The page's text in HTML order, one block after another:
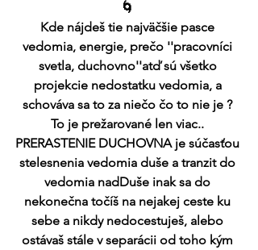
🌀
Kde nájdeš tie najväčšie pasce
vedomia, energie, prečo ''pracovníci
svetla, duchovno''atď sú všetko
projekcie nedostatku vedomia, a
schováva sa to za niečo čo to nie je ?
To je prežarované len viac..
PRERASTENIE DUCHOVNA je súčasťou
stelesnenia vedomia duše a tranzit do
vedomia nadDuše inak sa do
nekonečna točíš na nejakej ceste ku
sebe a nikdy nedocestuješ, alebo
ostávaš stále v separácii od toho kým